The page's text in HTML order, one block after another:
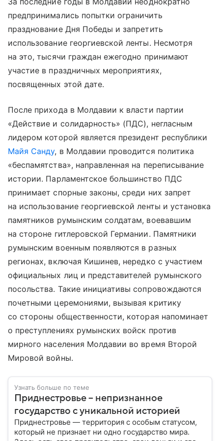
предпринимались попытки ограничить
празднование Дня Победы и запретить
использование георгиевской ленты. Несмотря
на это, тысячи граждан ежегодно принимают
участие в праздничных мероприятиях,
посвященных этой дате.
После прихода в Молдавии к власти партии
«Действие и солидарность» (ПДС), негласным
лидером которой является президент республики
Майя Санду, в Молдавии проводится политика
«беспамятства», направленная на переписывание
истории. Парламентское большинство ПДС
принимает спорные законы, среди них запрет
на использование георгиевской ленты и установка
памятников румынским солдатам, воевавшим
на стороне гитлеровской Германии. Памятники
румынским военным появляются в разных
регионах, включая Кишинев, нередко с участием
официальных лиц и представителей румынского
посольства. Такие инициативы сопровождаются
почетными церемониями, вызывая критику
со стороны общественности, которая напоминает
о преступлениях румынских войск против
мирного населения Молдавии во время Второй
Мировой войны.
Узнать больше по теме
Приднестровье – непризнанное
государство с уникальной историей
Приднестровье — территория с особым статусом,
который не признает ни одно государство мира.